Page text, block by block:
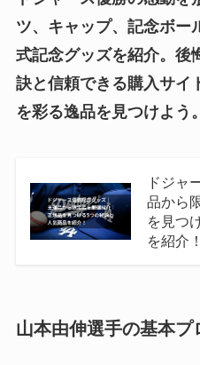
ツ、キャップ、記念ボー
式記念グッズを紹介。後
訣と信頼できる購入サイ
を彩る逸品を見つけよう。
ドジャ
品から
を見つ
を紹介！
山本由伸選手の基本プ